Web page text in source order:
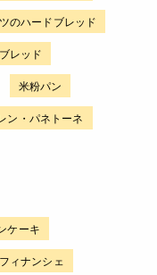
のハードブレッド
レッド
米粉パン
ン・パネトーネ
ケーキ
ィナンシェ